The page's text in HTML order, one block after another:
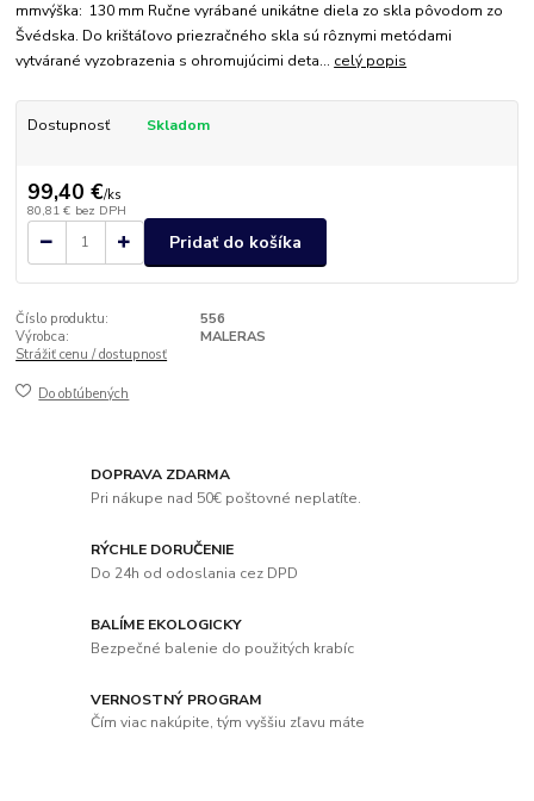
mmvýška: 130 mm Ručne vyrábané unikátne diela zo skla pôvodom zo
Švédska. Do krištáľovo priezračného skla sú rôznymi metódami
vytvárané vyzobrazenia s ohromujúcimi deta... celý popis
Dostupnosť Skladom
99,40 €/ks
80,81 € bez DPH
Pridať do košíka
Číslo produktu:
556
Výrobca:
MALERAS
Strážiť cenu / dostupnosť
Do obľúbených
DOPRAVA ZDARMA
Pri nákupe nad 50€ poštovné neplatíte.
RÝCHLE DORUČENIE
Do 24h od odoslania cez DPD
BALÍME EKOLOGICKY
Bezpečné balenie do použitých krabíc
VERNOSTNÝ PROGRAM
Čím viac nakúpite, tým vyššiu zľavu máte